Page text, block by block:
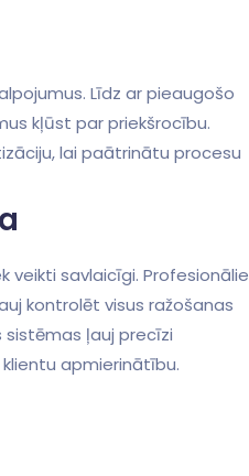
Līdz ar pieaugošo
‌kļūst par ⁣priekšrocību.
lai paātrinātu procesu
veikti savlaicīgi. Profesionālie
kontrolēt​ visus ražošanas
ļauj precīzi
apmierinātību.